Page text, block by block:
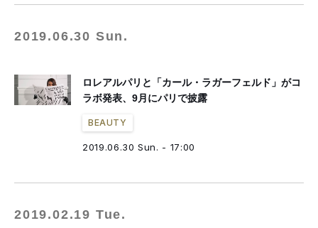
2019.06.30 Sun.
ロレアルパリと「カール・ラガーフェルド」がコ
ラボ発表、9月にパリで披露
BEAUTY
2019.06.30 Sun. - 17:00
2019.02.19 Tue.